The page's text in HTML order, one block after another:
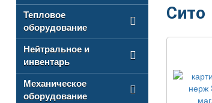
Тепловое
оборудование
Нейтральное и
инвентарь
Механическое
оборудование
Сито